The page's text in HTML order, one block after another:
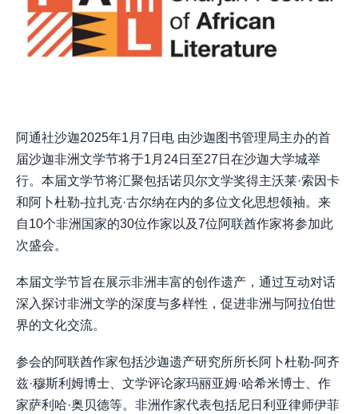
阿通社沙迦2025年1月7日电 由沙迦图书管理局主办的首
届沙迦非洲文学节将于1月24日至27日在沙迦大学城举
行。本届文学节将汇聚包括诺贝尔文学奖得主沃莱·索因卡
和阿卜杜勒-拉扎克·古尔纳在内的多位文化思想领袖。来
自10个非洲国家的30位作家以及7位阿联酋作家将参加此
次盛会。
本届文学节旨在展示非洲丰富的创作遗产，通过互动对话
深入探讨非洲文学的深度与多样性，促进非洲与阿拉伯世
界的文化交流。
参会的阿联酋作家包括沙迦遗产研究所所长阿卜杜勒-阿齐
兹·穆斯利姆博士、文学评论家玛丽亚姆·哈希米博士、作
家萨利哈·奥贝德等。非洲作家代表包括尼日利亚律师伊菲